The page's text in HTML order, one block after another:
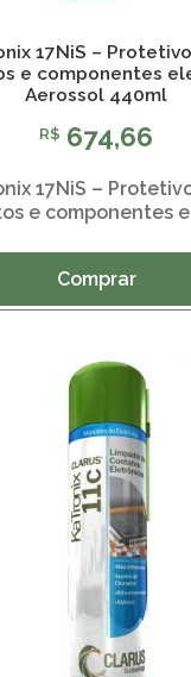
17NiS –
e componentes
Aerossol 440ml
R$ 674,66
17NiS –
e componentes
Comprar